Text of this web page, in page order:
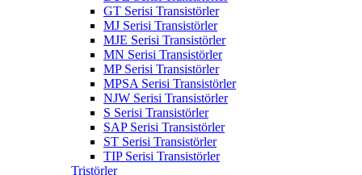
GT Serisi Transistörler
MJ Serisi Transistörler
MJE Serisi Transistörler
MN Serisi Transistörler
MP Serisi Transistörler
MPSA Serisi Transistörler
NJW Serisi Transistörler
S Serisi Transistörler
SAP Serisi Transistörler
ST Serisi Transistörler
TIP Serisi Transistörler
Tristörler